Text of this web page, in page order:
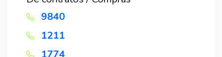
9840
1211
1774